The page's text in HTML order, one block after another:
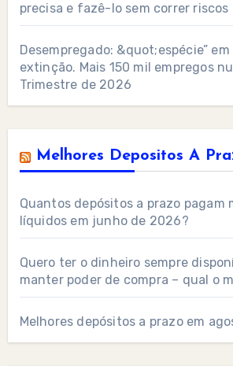
precisa e fazê-lo sem correr
Desempregado: &quot;espécie”
extinção. Mais 150 mil empregos
Trimestre de 2026
Melhores Depositos A
Quantos depósitos a prazo pagam
líquidos em junho de 2026?
Quero ter o dinheiro sempre
manter poder de compra – qual o
Melhores depósitos a prazo em